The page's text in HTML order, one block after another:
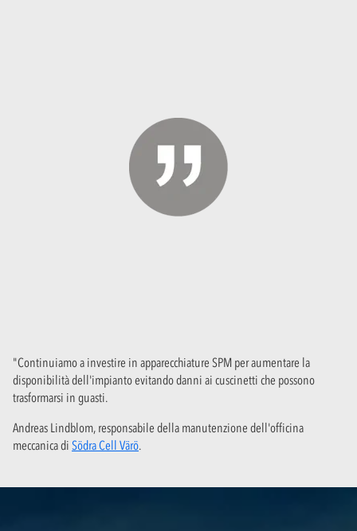
"Continuiamo a investire in apparecchiature SPM per aumentare la
disponibilità dell'impianto evitando danni ai cuscinetti che possono
trasformarsi in guasti.
Andreas Lindblom, responsabile della manutenzione dell'officina
meccanica di Södra Cell Värö.